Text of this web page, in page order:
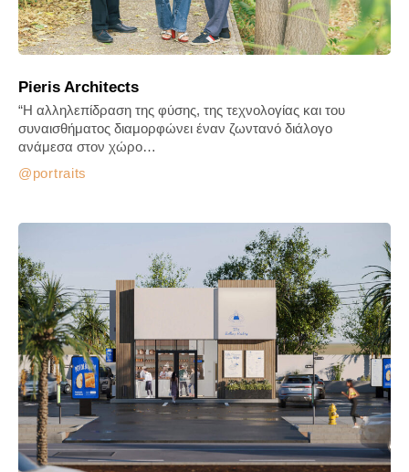
Pieris Architects
portraits
“Η αλληλεπίδραση της φύσης, της τεχνολογίας και του
συναισθήματος διαμορφώνει έναν ζωντανό διάλογο
ανάμεσα στον χώρο…